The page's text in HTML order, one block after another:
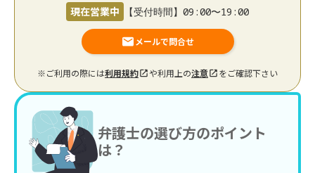
現在営業中 【受付時間】09:00〜19:00
メールで問合せ
※ご利用の際には利用規約 や利用上の注意 をご確認下さい
弁護士の選び方のポイント
は？